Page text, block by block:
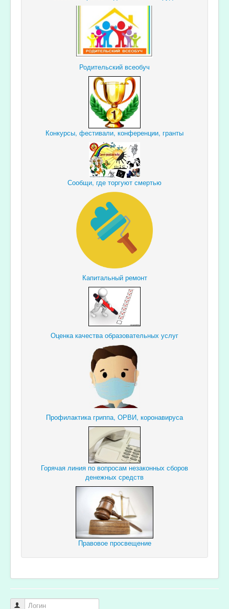
Родительский всеобуч
Конкурсы, фестивали, конференции, гранты
Сообщи, где торгуют смертью
Капитальный ремонт
Оценка качества образовательных услуг
Профилактика гриппа, ОРВИ, коронавируса
Горячая линия по вопросам незаконных сборов
денежных средств
Правовое просвещение
Логин